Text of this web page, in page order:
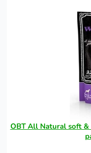
OBT All Natural soft &